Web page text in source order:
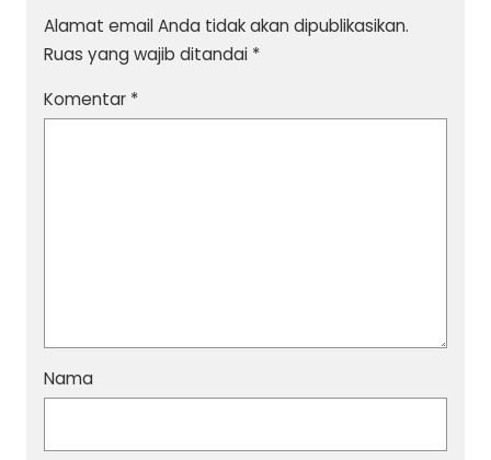
Alamat email Anda tidak akan dipublikasikan.
Ruas yang wajib ditandai *
Komentar *
Nama